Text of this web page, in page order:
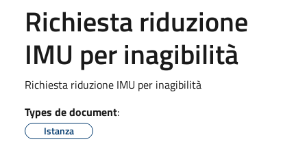
Richiesta riduzione
IMU per inagibilità
Richiesta riduzione IMU per inagibilità
Types de document:
Istanza